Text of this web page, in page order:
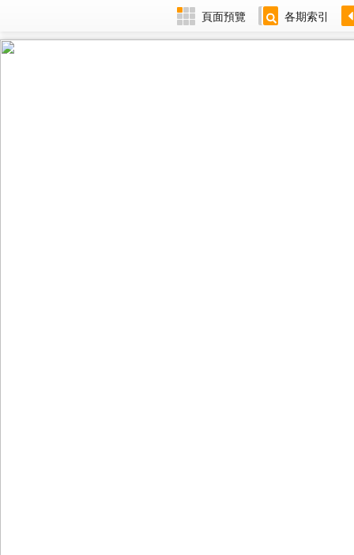
頁面預覽 各期索引